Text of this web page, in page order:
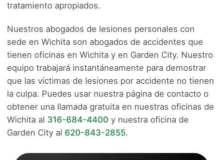
tratamiento apropiados.
Nuestros abogados de lesiones personales con
sede en Wichita son abogados de accidentes que
tienen oficinas en Wichita y en Garden City. Nuestro
equipo trabajará instantáneamente para demostrar
que las víctimas de lesiones por accidente no tienen
la culpa. Puedes usar nuestra página de contacto o
obtener una llamada gratuita en nuestras oficinas de
Wichita al 316-684-4400 y nuestra oficina de
Garden City al 620-843-2855.